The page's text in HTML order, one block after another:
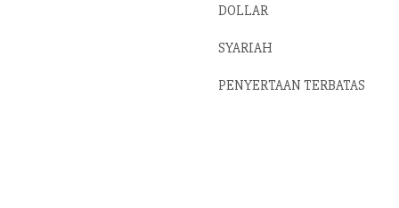
DOLLAR
SYARIAH
PENYERTAAN TERBATAS